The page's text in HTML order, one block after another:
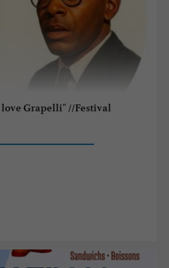
Grapelli" //Festival